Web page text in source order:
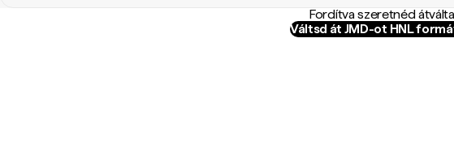
Fordítva szeretnéd
Váltsd át JMD-ot HNL